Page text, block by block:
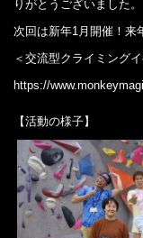
りがとうございました。
次回は新年1月開催！来
＜交流型クライミング
https://
【活動の様子】